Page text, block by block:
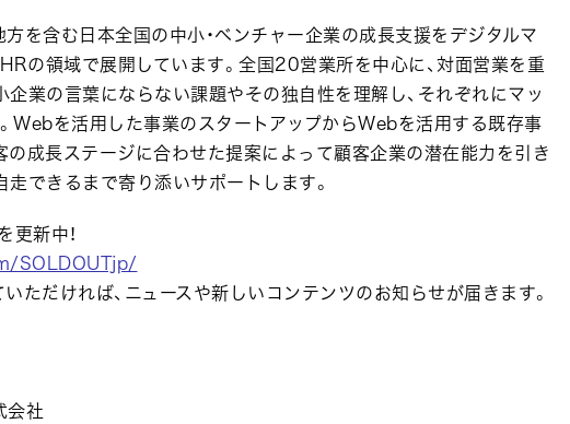
方を含む日本全国の中小・ベンチャー企業の成長支援をデジタルマ
HRの領域で展開しています。全国20営業所を中心に、対面営業を重
企業の言葉にならない課題やその独自性を理解し、それぞれにマッ
Webを活用した事業のスタートアップからWebを活用する既存事
の成長ステージに合わせた提案によって顧客企業の潜在能力を引き
できるまで寄り添いサポートします。
新中！
SOLDOUTjp/
ただければ、ニュースや新しいコンテンツのお知らせが届きます。
会社